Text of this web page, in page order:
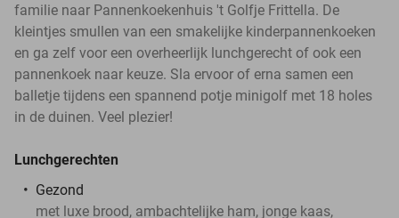
familie naar Pannenkoekenhuis 't Golfje Frittella. De
kleintjes smullen van een smakelijke kinderpannenkoeken
en ga zelf voor een overheerlijk lunchgerecht of ook een
pannenkoek naar keuze. Sla ervoor of erna samen een
balletje tijdens een spannend potje minigolf met 18 holes
in de duinen. Veel plezier!
Lunchgerechten
Gezond
met luxe brood, ambachtelijke ham, jonge kaas,